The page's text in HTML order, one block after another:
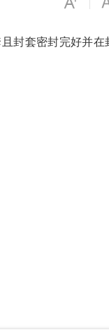
封套密封完好并